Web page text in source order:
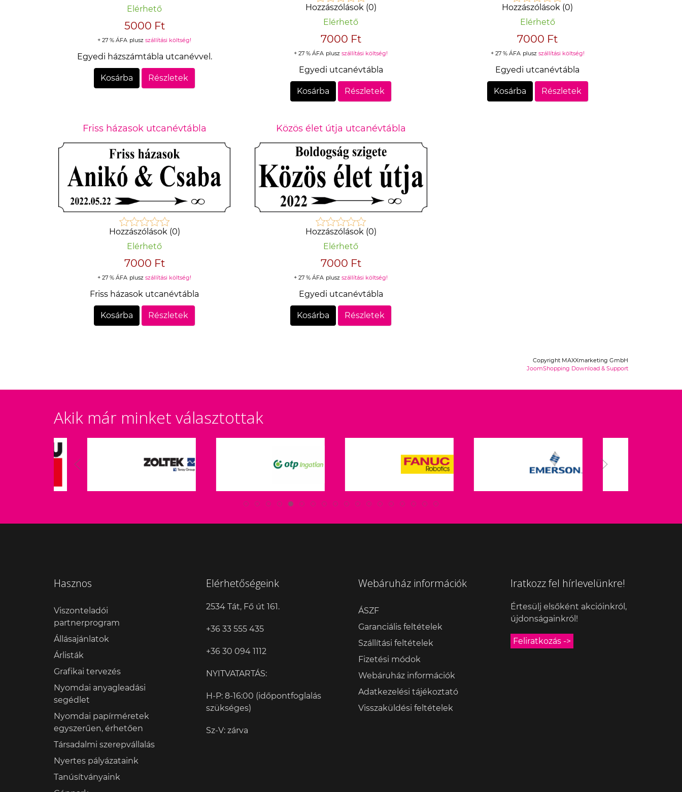
Elérhető
5000 Ft
+ 27 % ÁFA pluszszállítási költség!
Egyedi házszámtábla utcanévvel.
Kosárba Részletek
Hozzászólások (0)
Elérhető
7000 Ft
+ 27 % ÁFA pluszszállítási költség!
Egyedi utcanévtábla
Kosárba Részletek
Hozzászólások (0)
Elérhető
7000 Ft
+ 27 % ÁFA plusz szállítási költség!
Egyedi utcanévtábla
Kosárba Részletek
Friss házasok utcanévtábla
Hozzászólások (0)
Elérhető
7000 Ft
+ 27 % ÁFA pluszszállítási költség!
Friss házasok utcanévtábla
Kosárba Részletek
Közös élet útja utcanévtábla
Hozzászólások (0)
Elérhető
7000 Ft
+ 27 % ÁFA pluszszállítási költség!
Egyedi utcanévtábla
Kosárba Részletek
Copyright MAXXmarketing GmbH
JoomShopping Download & Support
Akik már minket választottak
Hasznos
Viszonteladói
partnerprogram
Állásajánlatok
Árlisták
Grafikai tervezés
Nyomdai anyagleadási
segédlet
Nyomdai papírméretek
egyszerűen, érhetően
Társadalmi szerepvállalás
Nyertes pályázataink
Tanúsítványaink
Elérhetőségeink
2534 Tát, Fő út 161.
+36 33 555 435
+36 30 094 1112
NYITVATARTÁS:
H-P: 8-16:00 (időpontfoglalás
szükséges)
Sz-V: zárva
Webáruház információk
ÁSZF
Garanciális feltételek
Szállítási feltételek
Fizetési módok
Webáruház információk
Adatkezelési tájékoztató
Visszaküldési feltételek
Iratkozz fel hírlevelünkre!
Értesülj elsőként akcióinkról,
újdonságainkról!
Feliratkozás ->